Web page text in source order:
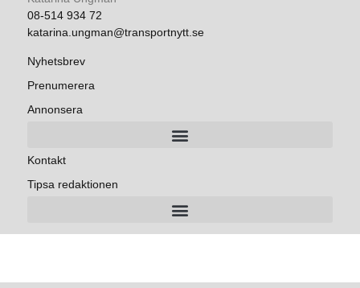
08-514 934 72
katarina.ungman@transportnytt.se
Nyhetsbrev
Prenumerera
Annonsera
Kontakt
Tipsa redaktionen